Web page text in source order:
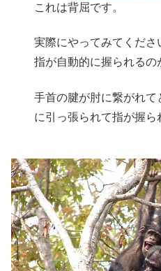
これは背屈です。
実際にやってみてくださ
指が自動的に握られるの
手首の腱が肘に繋がれ
に引っ張られて指が握ら